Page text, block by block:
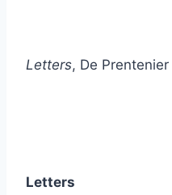
Letters, De
Letters